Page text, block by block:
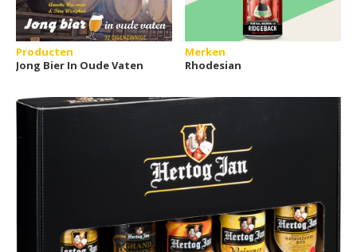
Producten
Jong Bier In Oude Vaten
Merken
Rhodesian